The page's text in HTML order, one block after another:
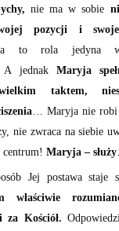
nie ma w sobie
pozycji i
to rola jedyna
A jednak Maryja
taktem,
… Maryja nie robi
nie zwraca na siebie
centrum! Maryja – służy
Jej postawa staje
właściwie
za Kościół.